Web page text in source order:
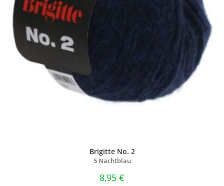
Brigitte No. 2
5 Nachtblau
8,95 €